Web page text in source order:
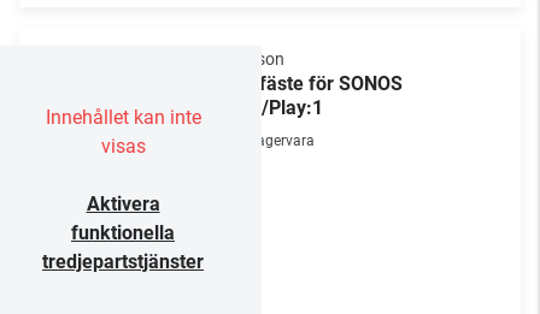
Innehållet kan inte
visas
Aktivera
funktionella
tredjepartstjänster
Flexson
Takfäste för SONOS
One/Play:1
Lagervara